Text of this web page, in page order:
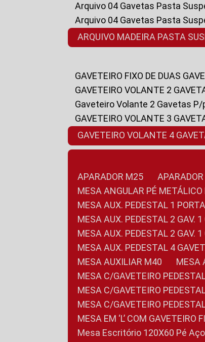
Arquivo 04 Gavetas Pasta
Arquivo 04 Gavetas Pasta
ARQUIVO MADEIRA PASTA
GAVETEIRO FIXO DE DUAS
GAVETEIRO VOLANTE 2
Gaveteiro Volante 2 Gavetas
GAVETEIRO VOLANTE 3
GAVETEIRO VOLANTE 4
APARADOR M25
MESA ANGULAR PÉ
MESA AUX. PEDESTAL 1
MESA AUX. PEDESTAL 2 GAV.
MESA AUX. PEDESTAL 2 GAV.
MESA AUX. PEDESTAL 4
MESA AUXILIAR M40
MESA C/GAVETEIRO
MESA C/GAVETEIRO
MESA C/GAVETEIRO
MESA EM ‘L’ COM GAVETEIRO
Mesa Escritório 120X60 Pé